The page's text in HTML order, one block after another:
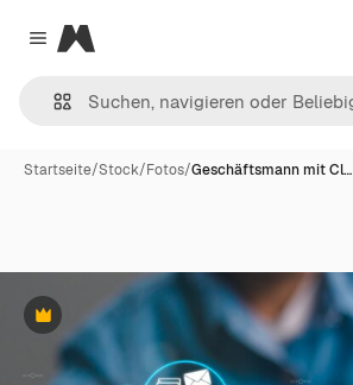
Close menu
Magnific
Startseite/Stock/Fotos/Geschäftsmann mit Cl…
Premium